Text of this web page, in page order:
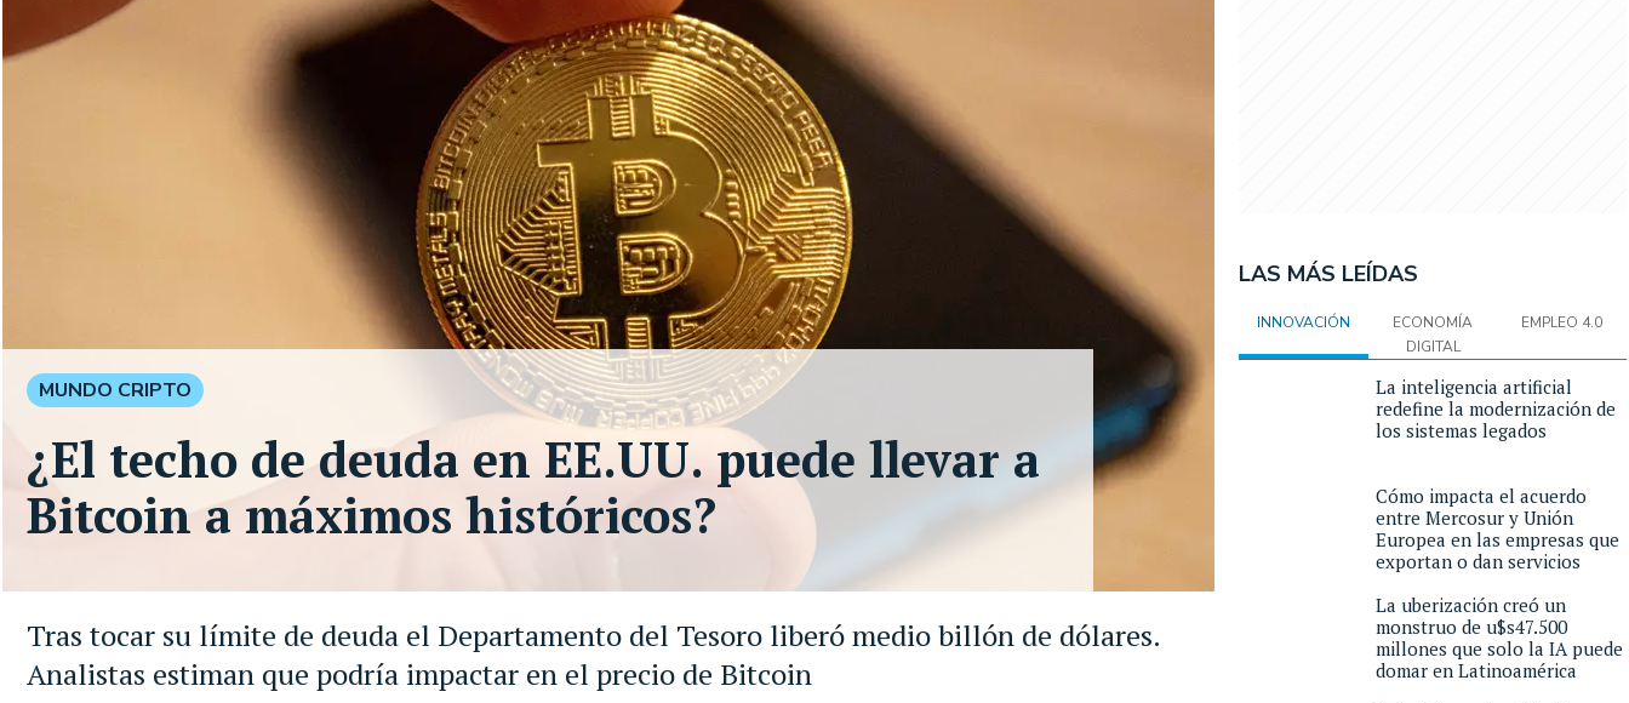
Tras tocar su límite de deuda el Departamento del Tesoro liberó medio billón de dólares.
Analistas estiman que podría impactar en el precio de Bitcoin
MUNDO CRIPTO
¿El techo de deuda en EE.UU. puede llevar a
Bitcoin a máximos históricos?
LAS MÁS LEÍDAS
INNOVACIÓN
ECONOMÍA
DIGITAL
EMPLEO 4.0
La inteligencia artificial
redefine la modernización de
los sistemas legados
Cómo impacta el acuerdo
entre Mercosur y Unión
Europea en las empresas que
exportan o dan servicios
La uberización creó un
monstruo de u$s47.500
millones que solo la IA puede
domar en Latinoamérica